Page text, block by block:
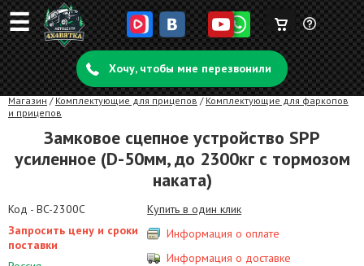
☰ Задать
вопрос
Корзина
пуста
Хочу, чтобы мне перезвонили
Магазин / Комплектующие для прицепов / Комплектующие для фаркопов
и прицепов
Замковое сцепное устройство SPP
усиленное (D-50мм, до 2300кг с тормозом
наката)
Код - BC-2300C
Запросить цену и сроки
поставки
Купить в один клик
Информация о оплате
Информация о доставке